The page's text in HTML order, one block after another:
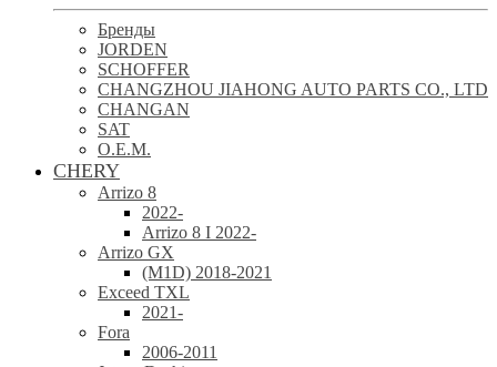
Бренды
JORDEN
SCHOFFER
CHANGZHOU JIAHONG AUTO PARTS CO., LTD
CHANGAN
SAT
O.E.M.
CHERY
Arrizo 8
2022-
Arrizo 8 I 2022-
Arrizo GX
(M1D) 2018-2021
Exceed TXL
2021-
Fora
2006-2011